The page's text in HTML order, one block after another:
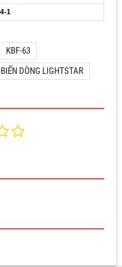
1
KBF-63
BIẾN DÒNG LIGHTSTAR